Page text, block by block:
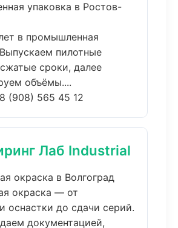
упаковка в Ростов-
в промышленная
пилотные
сроки, далее
объёмы....
8 (908) 565 45 12
Лаб Industrial
окраска в Волгоград
окраска — от
оснастки до сдачи серий.
документацией,